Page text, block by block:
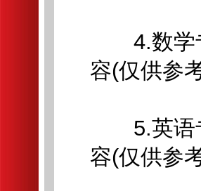
4.数学专
容(仅供参
5.英语专
容(仅供参